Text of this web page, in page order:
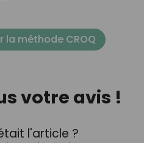
la méthode CROQ
votre avis !
l'article ?